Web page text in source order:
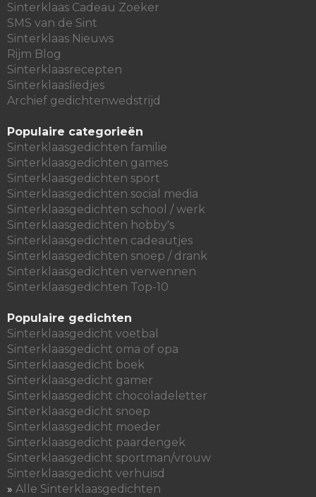
Sinterklaas Cadeau Zoeker
SMS van de Sint
Sinterklaas Nieuws
Rijm Blog
Sinterklaasrecepten
Sinterklaasliedjes
Archief gedichtenwedstrijd
Populaire categorieën
Sinterklaasgedichten familie
Sinterklaasgedichten games
Sinterklaasgedichten sport
Sinterklaasgedichten social media
Sinterklaasgedichten school / werk
Sinterklaasgedichten hobby's
Sinterklaasgedichten cadeautjes
Sinterklaasgedichten snoep / drank
Sinterklaasgedichten verwennen
Sinterklaasgedichten Top-10
Populaire gedichten
Sinterklaasgedicht voetbal
Sinterklaasgedicht oma of opa
Sinterklaasgedicht boek
Sinterklaasgedicht gamer
Sinterklaasgedicht chocoladeletter
Sinterklaasgedicht snoep
Sinterklaasgedicht moeder
Sinterklaasgedicht paardengek
Sinterklaasgedicht sportman/vrouw
Sinterklaasgedicht verhuisd
» Alle Sinterklaasgedichten